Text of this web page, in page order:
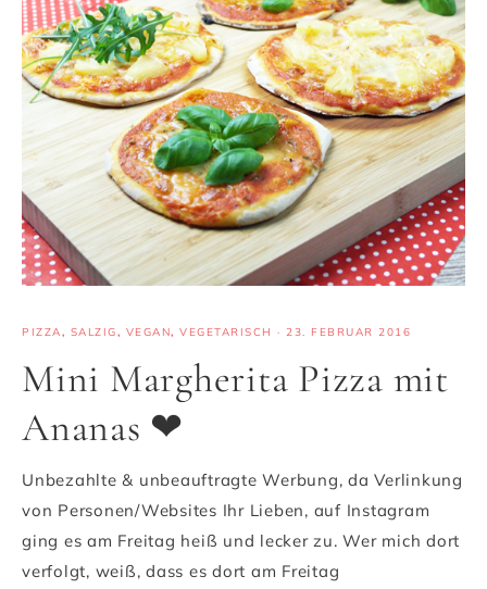
PIZZA, SALZIG, VEGAN, VEGETARISCH · 23. FEBRUAR 2016
Mini Margherita Pizza mit
Ananas ❤
Unbezahlte & unbeauftragte Werbung, da Verlinkung
von Personen/Websites Ihr Lieben, auf Instagram
ging es am Freitag heiß und lecker zu. Wer mich dort
verfolgt, weiß, dass es dort am Freitag